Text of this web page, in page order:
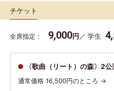
チケット
全席指定 9,000円 学生
〈歌曲（リート）の森〉2
通常価格 16,500円のところ →